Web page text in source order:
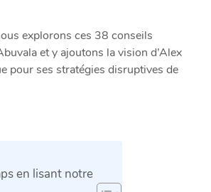
explorons ces 38 conseils
et y ajoutons la vision d’Alex
pour ses stratégies disruptives de
en lisant notre